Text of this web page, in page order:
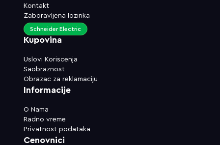
Kontakt
Zaboravljena lozinka
Kupovina
Uslovi Koriscenja
Saobraznost
Obrazac za reklamaciju
Schneider Electric
Informacije
O Nama
Radno vreme
Privatnost podataka
Cenovnici